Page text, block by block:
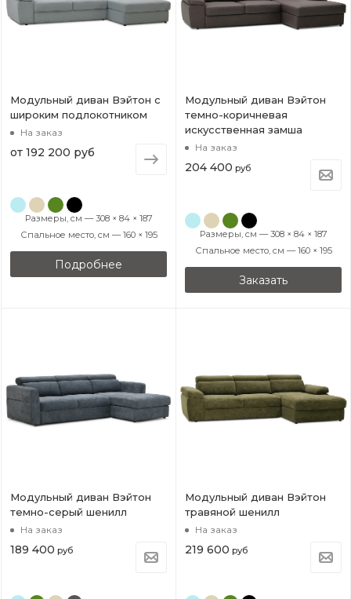
Модульный диван Вэйтон с
широким подлокотником
На заказ
от 192 200 руб
Размеры, см — 308 × 84 × 187
Спальное место, см — 160 × 195
Подробнее
Модульный диван Вэйтон
темно-коричневая
искусственная замша
На заказ
204 400 руб
Размеры, см — 308 × 84 × 187
Спальное место, см — 160 × 195
Заказать
Модульный диван Вэйтон
темно-серый шенилл
На заказ
189 400 руб
Модульный диван Вэйтон
травяной шенилл
На заказ
219 600 руб